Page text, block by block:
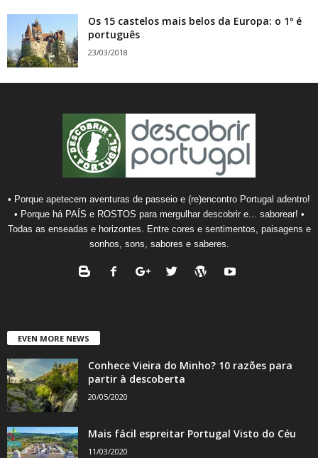
Os 15 castelos mais belos da Europa: o 1º é
português
23/03/2018
• Porque apetecem aventuras de passeio e (re)encontro Portugal adentro!
• Porque há PAÍS e ROSTOS para mergulhar descobrir e... saborear! •
Todas as enseadas e horizontes. Entre cores e sentimentos, paisagens e
sonhos, sons, sabores e saberes.
EVEN MORE NEWS
Conhece Vieira do Minho? 10 razões para
partir à descoberta
20/05/2020
Mais fácil espreitar Portugal Visto do Céu
11/03/2020